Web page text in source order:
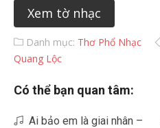
Xem tờ nhạc
Danh mục: Thơ Phổ Nhạc
Quang Lộc
Có thể bạn quan tâm:
Ai bảo em là giai nhân –